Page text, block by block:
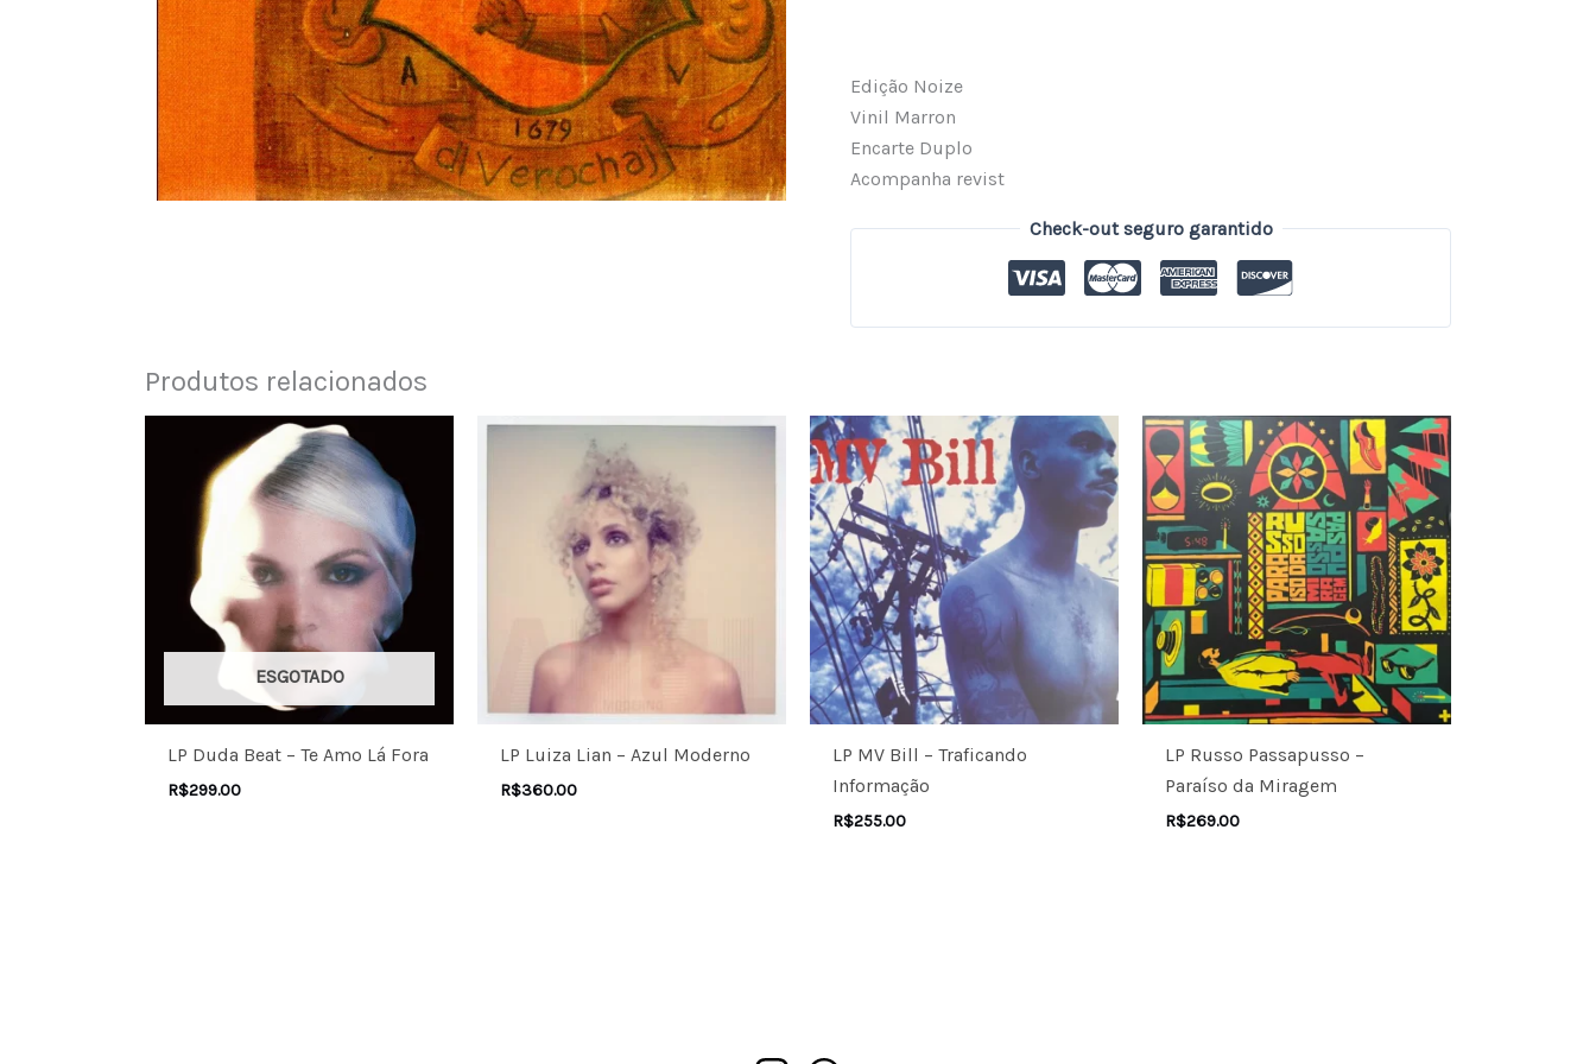
Edição Noize
Vinil Marron
Encarte Duplo
Acompanha revist
Check-out seguro garantido
Produtos relacionados
ESGOTADO
LP Duda Beat – Te Amo Lá Fora
R$299.00
LP Luiza Lian – Azul Moderno
R$360.00
LP MV Bill – Traficando
Informação
R$255.00
LP Russo Passapusso –
Paraíso da Miragem
R$269.00